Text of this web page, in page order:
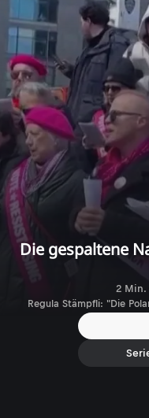
Die gespaltene
2 Min.
Regula Stämpfli: "Die